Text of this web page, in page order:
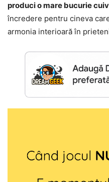
produci o mare bucurie
încredere pentru cineva
armonia interioară în